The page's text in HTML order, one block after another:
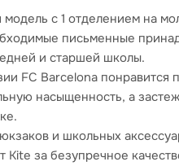
с 1 отделением на
письменные
и старшей школы.
FC Barcelona понравится
насыщенность, а
и школьных
за безупречное